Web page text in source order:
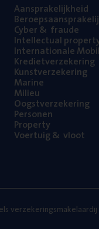
Aan­spra­ke­lijk­heid
Cyber& fraude
Intel­lec­tu­al
Inter­na­ti­o­na­le
Kre­diet­ver­ze­ke­ring
Kunst­ver­ze­ke­ring
Mari­ne
Mili­eu
Oogst­ver­ze­ke­ring
Per­so­nen
Pro­per­ty
Voer­tuig& vloot
verzekeringsmakelaardij